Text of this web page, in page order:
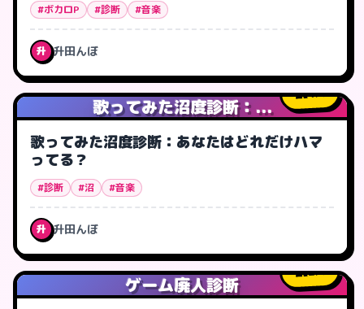
#ボカロP #診断 #音楽
升 升田んぼ
歌ってみた沼度診断：...
4人
歌ってみた沼度診断：あなたはどれだけハマ
ってる？
#診断 #沼 #音楽
升 升田んぼ
ゲーム廃人診断
2人